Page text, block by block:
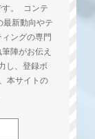
す。 コンテ
最新動向やテ
ングの専門
陣がお伝え
し、登録ボ
本サイトの